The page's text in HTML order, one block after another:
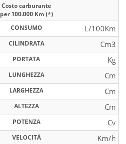
Costo carburante
per 100.000 Km (*)
CONSUMO
L/100Km
CILINDRATA
Cm3
PORTATA
Kg
LUNGHEZZA
Cm
LARGHEZZA
Cm
ALTEZZA
Cm
POTENZA
Cv
VELOCITÀ
Km/h